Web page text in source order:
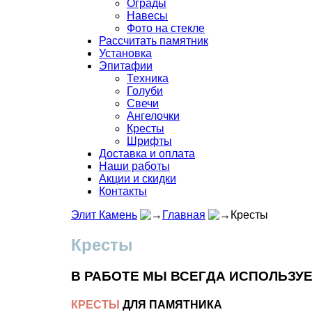
Ограды
Навесы
Фото на стекле
Рассчитать памятник
Установка
Эпитафии
Техника
Голуби
Свечи
Ангелочки
Кресты
Шрифты
Доставка и оплата
Наши работы
Акции и скидки
Контакты
Элит Камень
Главная Кресты
Кресты
В РАБОТЕ МЫ ВСЕГДА
КРЕСТЫ ДЛЯ ПАМЯТНИКА